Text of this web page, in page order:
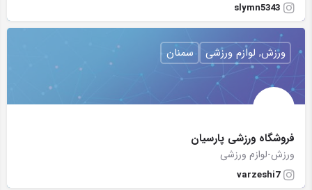
slymn5343
فروشگاه ورزشی پارسیان
ورزش-لوازم ورزشی
varzeshi7
ورزش, لوازم ورزشی سمنان